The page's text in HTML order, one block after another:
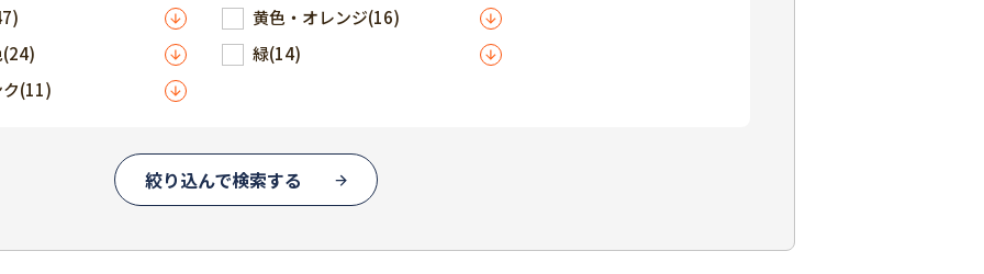
黄色・オレンジ(16)
(24) 緑(14)
(11)
絞り込んで検索する